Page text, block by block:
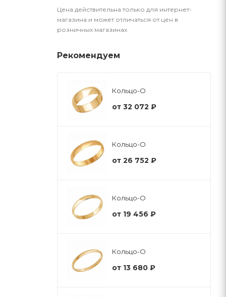
Цена действительна только для интернет-
магазина и может отличаться от цен в
розничных магазинах
Рекомендуем
Кольцо-О
от 32 072 ₽
Кольцо-О
от 26 752 ₽
Кольцо-О
от 19 456 ₽
Кольцо-О
от 13 680 ₽